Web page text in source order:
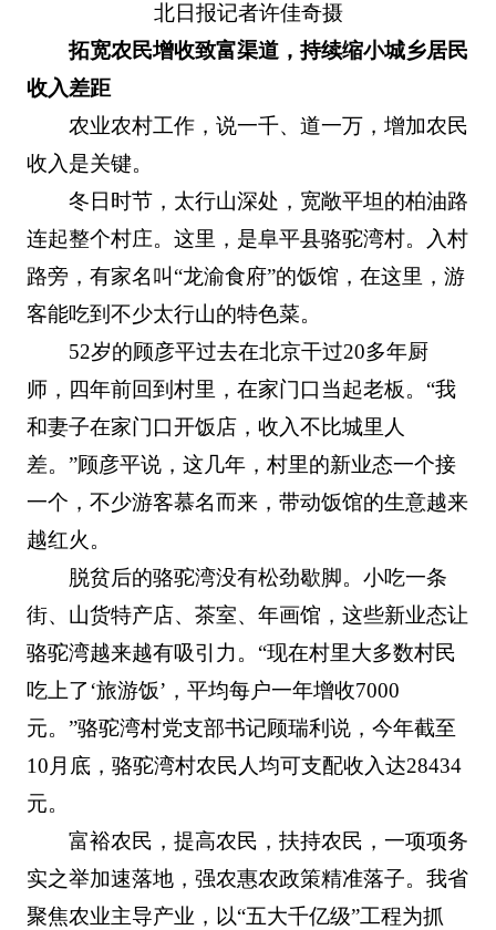
北日报记者许佳奇摄
拓宽农民增收致富渠道，持续缩小城乡居民
收入差距
农业农村工作，说一千、道一万，增加农民
收入是关键。
冬日时节，太行山深处，宽敞平坦的柏油路
连起整个村庄。这里，是阜平县骆驼湾村。入村
路旁，有家名叫“龙渝食府”的饭馆，在这里，游
客能吃到不少太行山的特色菜。
52岁的顾彦平过去在北京干过20多年厨
师，四年前回到村里，在家门口当起老板。“我
和妻子在家门口开饭店，收入不比城里人
差。”顾彦平说，这几年，村里的新业态一个接
一个，不少游客慕名而来，带动饭馆的生意越来
越红火。
脱贫后的骆驼湾没有松劲歇脚。小吃一条
街、山货特产店、茶室、年画馆，这些新业态让
骆驼湾越来越有吸引力。“现在村里大多数村民
吃上了‘旅游饭’，平均每户一年增收7000
元。”骆驼湾村党支部书记顾瑞利说，今年截至
10月底，骆驼湾村农民人均可支配收入达28434
元。
富裕农民，提高农民，扶持农民，一项项务
实之举加速落地，强农惠农政策精准落子。我省
聚焦农业主导产业，以“五大千亿级”工程为抓